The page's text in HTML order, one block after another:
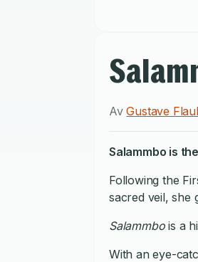
AvGustave
Salammbo is
Following the
sacred veil, she
Salammbois a
With an eye-